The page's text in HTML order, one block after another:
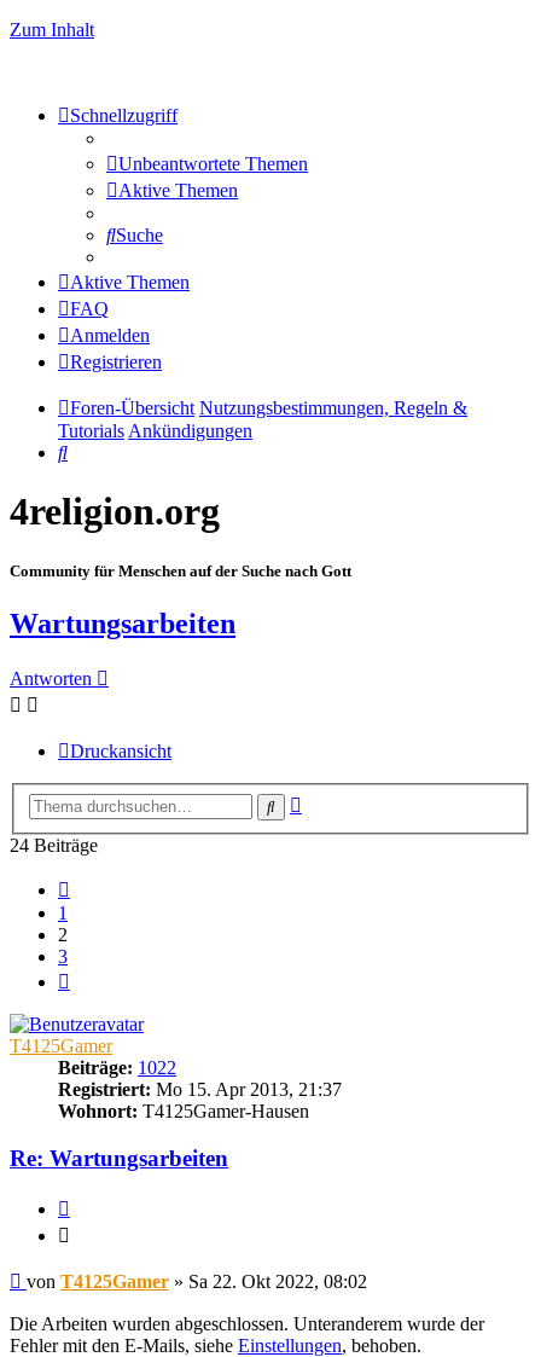
Zum Inhalt
Schnellzugriff
Unbeantwortete Themen
Aktive Themen
Suche
Aktive Themen
FAQ
Anmelden
Registrieren
Foren-Übersicht Nutzungsbestimmungen, Regeln &
Tutorials Ankündigungen
Suche
4religion.org
Community für Menschen auf der Suche nach Gott
Wartungsarbeiten
Antworten
Druckansicht
Suche
24 Beiträge
1
2
3
T4125Gamer
Beiträge: 1022
Registriert: Mo 15. Apr 2013, 21:37
Wohnort: T4125Gamer-Hausen
Re: Wartungsarbeiten
Beitrag
von T4125Gamer » Sa 22. Okt 2022, 08:02
Die Arbeiten wurden abgeschlossen. Unteranderem wurde der
Fehler mit den E-Mails, siehe Einstellungen, behoben.